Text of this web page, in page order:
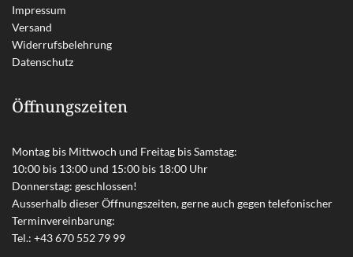
Impressum
Versand
Widerrufsbelehrung
Datenschutz
Öffnungszeiten
Montag bis Mittwoch und Freitag bis Samstag:
10:00 bis 13:00 und 15:00 bis 18:00 Uhr
Donnerstag: geschlossen!
Ausserhalb dieser Öffnungszeiten, gerne auch gegen telefonischer
Terminvereinbarung:
Tel.: +43 670 552 79 99